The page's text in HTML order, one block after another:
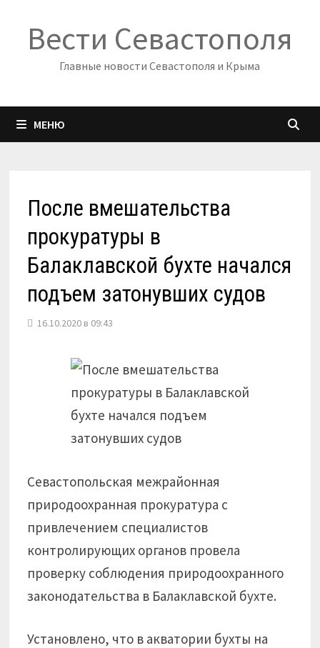
содержимому
Вести Севастополя
Главные новости Севастополя и Крыма
МЕНЮ
После вмешательства
прокуратуры в
Балаклавской бухте начался
подъем затонувших судов
16.10.2020 в 09:43
Севастопольская межрайонная
природоохранная прокуратура с
привлечением специалистов
контролирующих органов провела
проверку соблюдения природоохранного
законодательства в Балаклавской бухте.
Установлено, что в акватории бухты на